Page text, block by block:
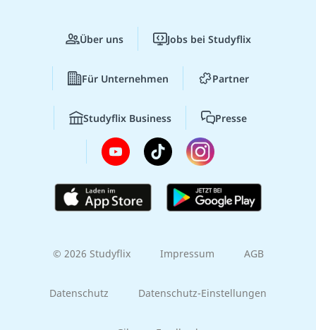
Über uns Jobs bei Studyflix
Für Unternehmen Partner
Studyflix Business Presse
© 2026 Studyflix Impressum AGB
Datenschutz Datenschutz-Einstellungen